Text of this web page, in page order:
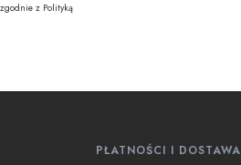
z Polityką
PŁATNOŚCI I DOSTAWA